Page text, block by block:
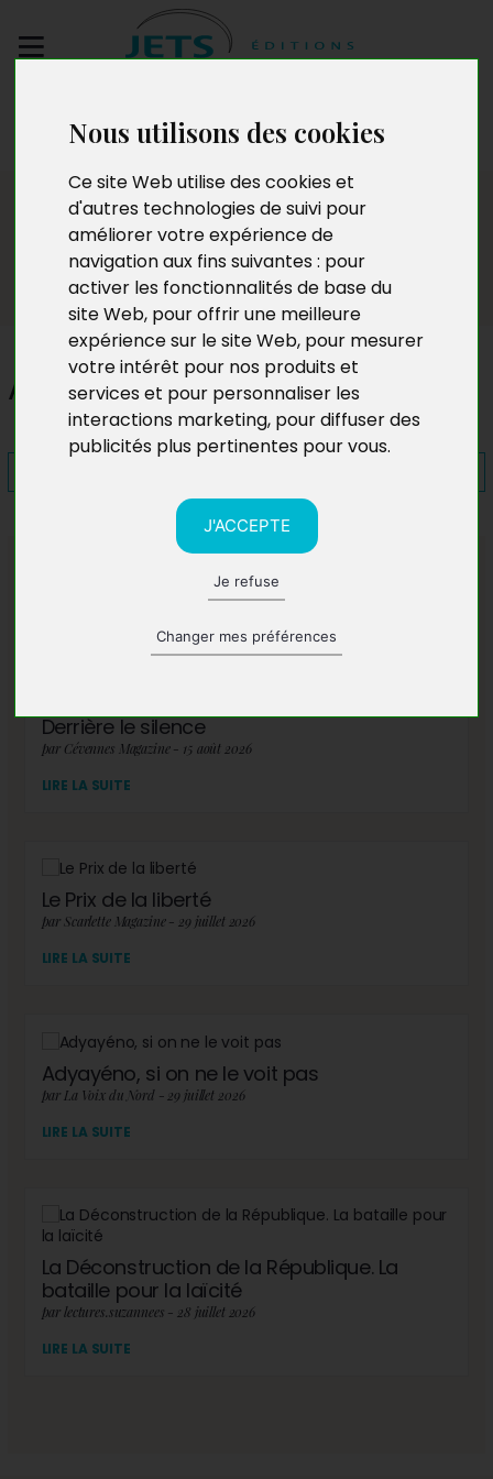
Nous utilisons des cookies
Ce site Web utilise des cookies et
d'autres technologies de suivi pour
améliorer votre expérience de
navigation aux fins suivantes : pour
activer les fonctionnalités de base du
site Web, pour offrir une meilleure
expérience sur le site Web, pour mesurer
votre intérêt pour nos produits et
services et pour personnaliser les
interactions marketing, pour diffuser des
publicités plus pertinentes pour vous.
J'ACCEPTE
Je refuse
Changer mes préférences
manuscrit
Presse
Amours, hasard et destinée
A lire également
Derrière le silence
par Cévennes Magazine - 15 août 2026
LIRE LA SUITE
Le Prix de la liberté
par Scarlette Magazine - 29 juillet 2026
LIRE LA SUITE
Adyayéno, si on ne le voit pas
par La Voix du Nord - 29 juillet 2026
LIRE LA SUITE
La Déconstruction de la République. La
bataille pour la laïcité
par lectures.suzannees - 28 juillet 2026
LIRE LA SUITE